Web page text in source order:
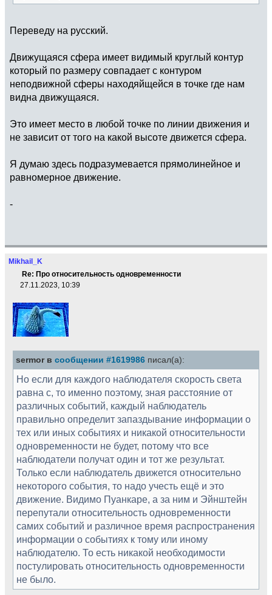
Переведу на русский.
Движущаяся сфера имеет видимый круглый контур
который по размеру совпадает с контуром
неподвижной сферы находяйщейся в точке где нам
видна движущаяся.
Это имеет место в любой точке по линии движения и
не зависит от того на какой высоте движется сфера.
Я думаю здесь подразумевается прямолинейное и
равномерное движение.
-
Mikhail_K
Re: Про относительность одновременности
27.11.2023, 10:39
sermor в сообщении #1619986 писал(а):
Но если для каждого наблюдателя скорость света
равна с, то именно поэтому, зная расстояние от
различных событий, каждый наблюдатель
правильно определит запаздывание информации о
тех или иных событиях и никакой относительности
одновременности не будет, потому что все
наблюдатели получат один и тот же результат.
Только если наблюдатель движется относительно
некоторого события, то надо учесть ещё и это
движение. Видимо Пуанкаре, а за ним и Эйнштейн
перепутали относительность одновременности
самих событий и различное время распространения
информации о событиях к тому или иному
наблюдателю. То есть никакой необходимости
постулировать относительность одновременности
не было.